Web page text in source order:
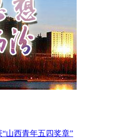
山西青年五四奖章”